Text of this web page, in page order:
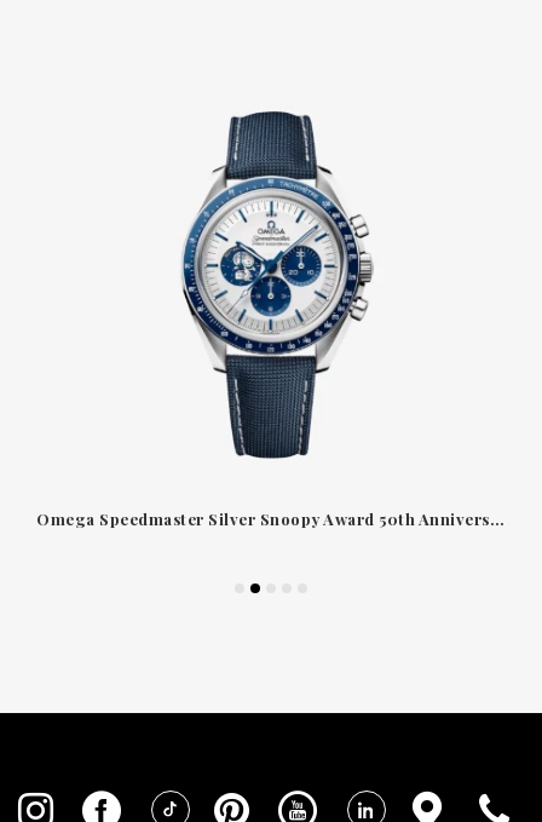
Omega Speedmaster Silver Snoopy Award 50th Anniversary 42 mm